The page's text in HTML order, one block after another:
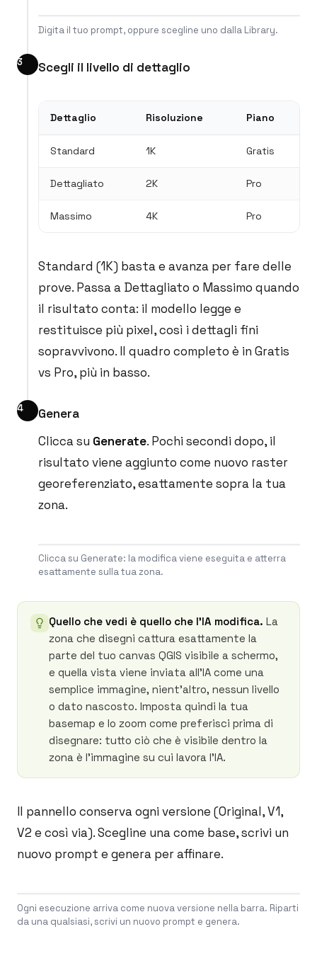
Digita il tuo prompt, oppure scegline uno dalla Library.
Scegli il livello di dettaglio
Dettaglio Risoluzione Piano
Standard 1K Gratis
Dettagliato 2K Pro
Massimo 4K Pro
Standard (1K) basta e avanza per fare delle
prove. Passa a Dettagliato o Massimo quando
il risultato conta: il modello legge e
restituisce più pixel, così i dettagli fini
sopravvivono. Il quadro completo è in Gratis
vs Pro, più in basso.
Genera
Clicca su Generate. Pochi secondi dopo, il
risultato viene aggiunto come nuovo raster
georeferenziato, esattamente sopra la tua
zona.
Clicca su Generate: la modifica viene eseguita e atterra
esattamente sulla tua zona.
Quello che vedi è quello che l'IA modifica. La
zona che disegni cattura esattamente la
parte del tuo canvas QGIS visibile a schermo,
e quella vista viene inviata all'IA come una
semplice immagine, nient'altro, nessun livello
o dato nascosto. Imposta quindi la tua
basemap e lo zoom come preferisci prima di
disegnare: tutto ciò che è visibile dentro la
zona è l'immagine su cui lavora l'IA.
Il pannello conserva ogni versione (Original, V1,
V2 e così via). Scegline una come base, scrivi un
nuovo prompt e genera per affinare.
Ogni esecuzione arriva come nuova versione nella barra. Riparti
da una qualsiasi, scrivi un nuovo prompt e genera.